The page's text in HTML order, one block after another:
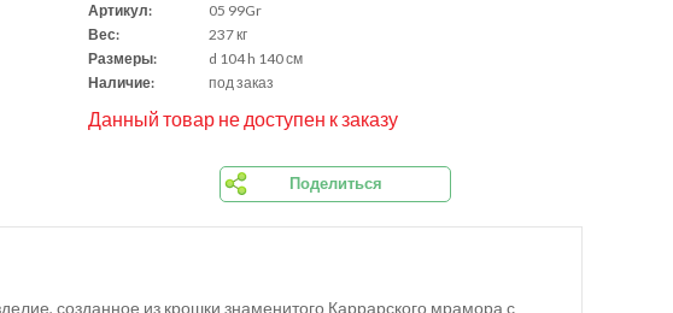
Артикул:
05 99Gr
Вес:
237 кг
Размеры:
d 104 h 140 см
Наличие:
под заказ
Данный товар не доступен к заказу
Поделиться
созданное из крошки знаменитого Каррарского мрамора с